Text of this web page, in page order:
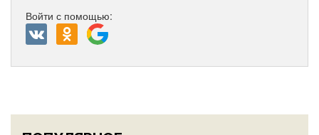
Войти с помощью: